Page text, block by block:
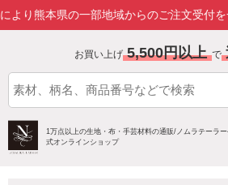
一部地域からのご注文受付を一時停止し
お買い上げ 5,500円以上 で
1万点以上の生地・布・手芸材料の通販/ ノムラテーラ
式オンラインショップ